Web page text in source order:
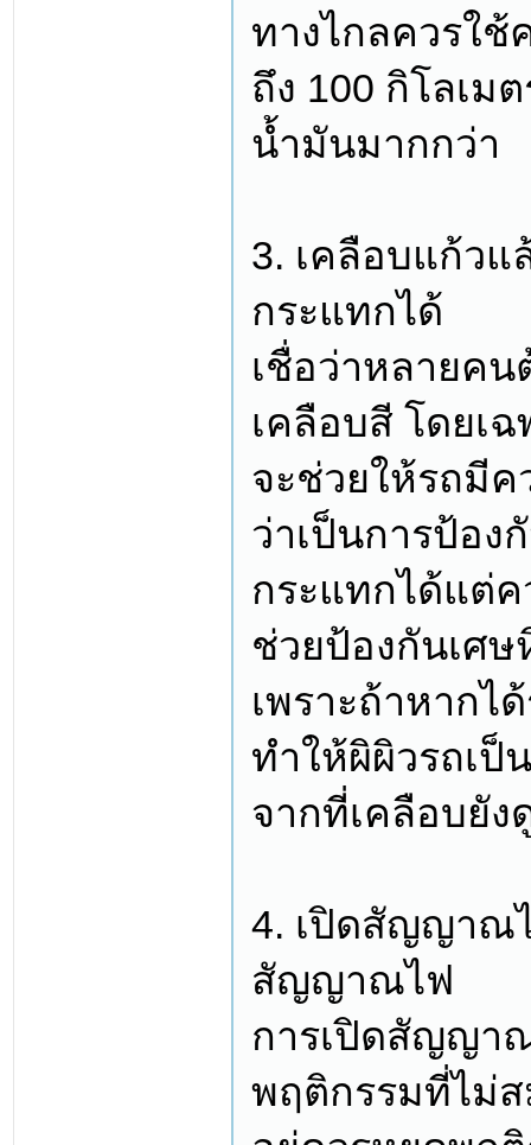
ทางไกลควรใช้
ถึง 100 กิโลเม
น้ำมันมากกว่า
3. เคลือบแก้วแ
กระแทกได้
เชื่อว่าหลายคน
เคลือบสี โดยเ
จะช่วยให้รถมี
ว่าเป็นการป้อ
กระแทกได้แต่ค
ช่วยป้องกันเศษ
เพราะถ้าหากไ
ทำให้ผิผิวรถเ
จากที่เคลือบยั
4. เปิดสัญญาณ
สัญญาณไฟ
การเปิดสัญญา
พฤติกรรมที่ไม่ส